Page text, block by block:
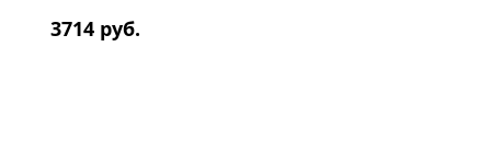
3714 руб.